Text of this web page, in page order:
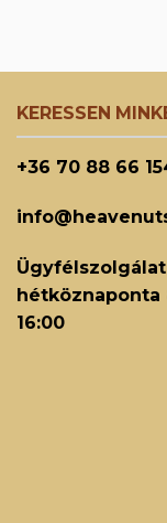
KERESSEN
+36 70 88 66
hétköznaponta
16:00